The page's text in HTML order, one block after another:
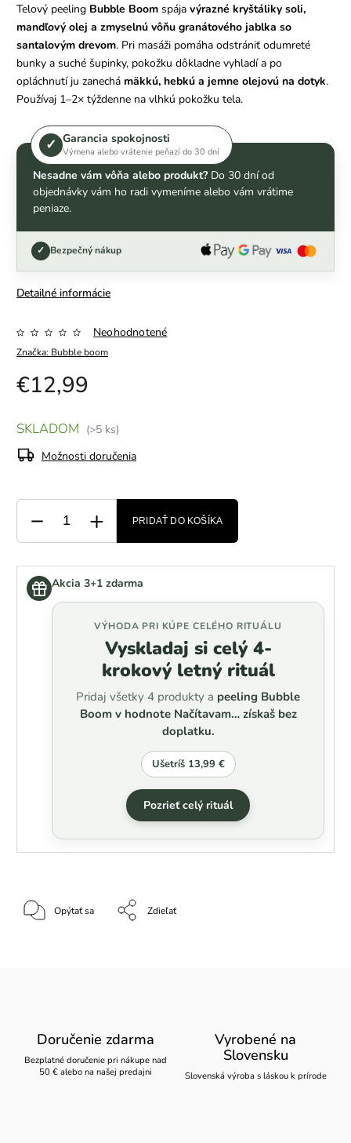
Telový peeling Bubble Boom spája výrazné kryštáliky soli,
mandľový olej a zmyselnú vôňu granátového jablka so
santalovým drevom. Pri masáži pomáha odstrániť odumreté
bunky a suché šupinky, pokožku dôkladne vyhladí a po
opláchnutí ju zanechá mäkkú, hebkú a jemne olejovú na dotyk.
Používaj 1–2× týždenne na vlhkú pokožku tela.
✓ Garancia spokojnosti
Výmena alebo vrátenie peňazí do 30 dní
Nesadne vám vôňa alebo produkt?Do 30 dní od
objednávky vám ho radi vymeníme alebo vám vrátime
peniaze.
✓ Bezpečný nákup
Detailné informácie
Značka: Bubble boom
Neohodnotené
€12,99
SKLADOM (>5 ks)
Možnosti doručenia
PRIDAŤ DO KOŠÍKA
Akcia 3+1 zdarma
VÝHODA PRI KÚPE CELÉHO RITUÁLU
Vyskladaj si celý 4-
krokový letný rituál
Pridaj všetky 4 produkty a peeling Bubble
Boom v hodnote Načítavam…získaš bez
doplatku.
Ušetríš 13,99 €
Pozrieť celý rituál
Opýtať sa Zdieľať
Doručenie zdarma
Bezplatné doručenie pri nákupe nad
50 € alebo na našej predajni
Vyrobené na
Slovensku
Slovenská výroba s láskou k prírode